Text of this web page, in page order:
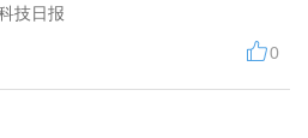
技日报
0